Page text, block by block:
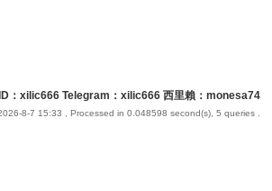
：xilic666 Telegram：xilic666 西里賴：monesa74
8-7 15:33 , Processed in 0.048598 second(s), 5 queries .